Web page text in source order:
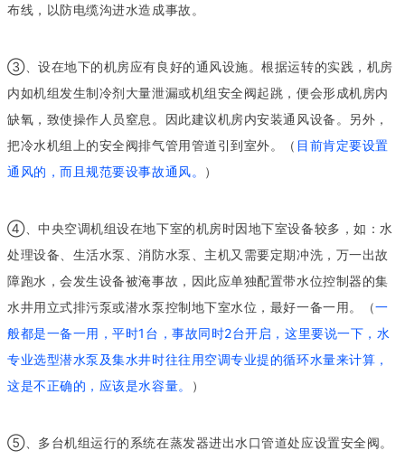
布线，以防电缆沟进水造成事故。
③、设在地下的机房应有良好的通风设施。根据运转的实践，机房
内如机组发生制冷剂大量泄漏或机组安全阀起跳，便会形成机房内
缺氧，致使操作人员窒息。因此建议机房内安装通风设备。另外，
把冷水机组上的安全阀排气管用管道引到室外。（ 目前肯定要设置
通风的，而且规范要设事故通风。
）
④、中央空调机组设在地下室的机房时因地下室设备较多，如：水
处理设备、生活水泵、消防水泵、主机又需要定期冲洗，万一出故
障跑水，会发生设备被淹事故，因此应单独配置带水位控制器的集
水井用立式排污泵或潜水泵控制地下室水位，最好一备一用。（一
般都是一备一用，平时1台，事故同时2台开启，这里要说一下，水
专业选型潜水泵及集水井时往往用空调专业提的循环水量来计算，
这是不正确的，应该是水容量。
）
⑤、多台机组运行的系统在蒸发器进出水口管道处应设置安全阀。